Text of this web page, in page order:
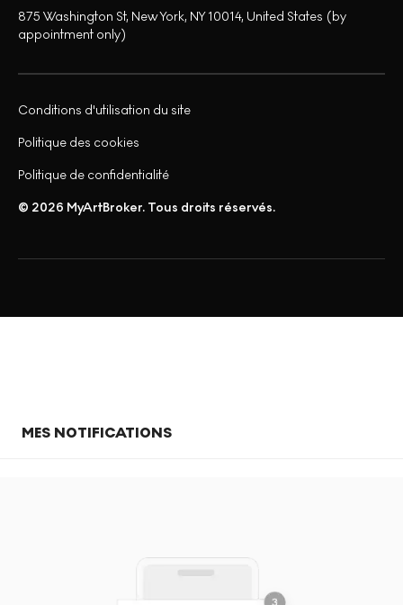
875 Washington St, New York, NY 10014, United States (by
appointment only)
© 2026 MyArtBroker. Tous droits réservés.
Politique de confidentialité
Politique des cookies
Conditions d'utilisation du site
MES NOTIFICATIONS